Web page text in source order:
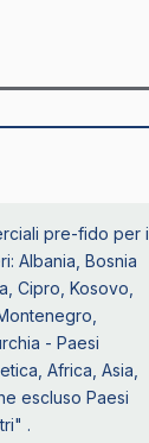
pre-fido per i
Albania, Bosnia
Cipro, Kosovo,
- Paesi
Africa, Asia,
escluso Paesi
.